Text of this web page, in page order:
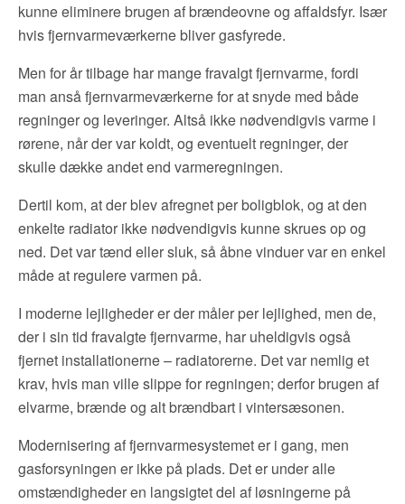
kunne eliminere brugen af brændeovne og affaldsfyr. Især
hvis fjernvarmeværkerne bliver gasfyrede.
Men for år tilbage har mange fravalgt fjernvarme, fordi
man anså fjernvarmeværkerne for at snyde med både
regninger og leveringer. Altså ikke nødvendigvis varme i
rørene, når der var koldt, og eventuelt regninger, der
skulle dække andet end varmeregningen.
Dertil kom, at der blev afregnet per boligblok, og at den
enkelte radiator ikke nødvendigvis kunne skrues op og
ned. Det var tænd eller sluk, så åbne vinduer var en enkel
måde at regulere varmen på.
I moderne lejligheder er der måler per lejlighed, men de,
der i sin tid fravalgte fjernvarme, har uheldigvis også
fjernet installationerne – radiatorerne. Det var nemlig et
krav, hvis man ville slippe for regningen; derfor brugen af
elvarme, brænde og alt brændbart i vintersæsonen.
Modernisering af fjernvarmesystemet er i gang, men
gasforsyningen er ikke på plads. Det er under alle
omstændigheder en langsigtet del af løsningerne på